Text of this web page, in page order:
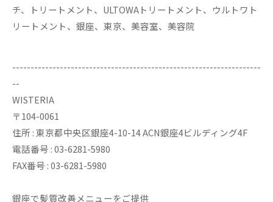
チ、トリートメント、ULTOWAトリートメント、ウルトワト
リートメント、銀座、東京、美容室、美容院
--------------------------------------------------------------------
--
WISTERIA
〒104-0061
住所 : 東京都中央区銀座4-10-14 ACN銀座4ビルディング4F
電話番号 : 03-6281-5980
FAX番号 : 03-6281-5980
銀座で髪質改善メニューをご提供